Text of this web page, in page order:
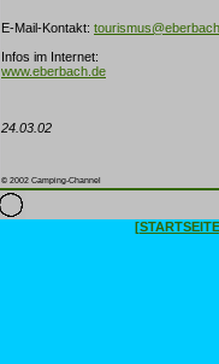
E-Mail-Kontakt:
Infos im Internet:
www.eberbach.de
24.03.02
© 2002 Camping-Channel